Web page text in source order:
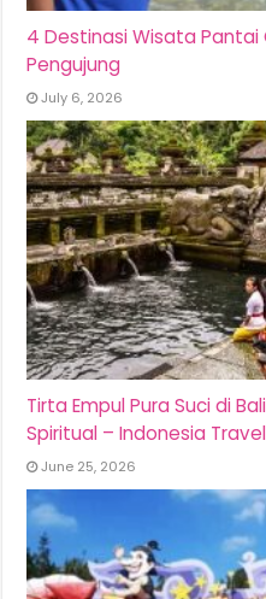
4 Destinasi Wisata Pantai
Pengujung
July 6, 2026
Tirta Empul Pura Suci di
Spiritual – Indonesia Travel
June 25, 2026